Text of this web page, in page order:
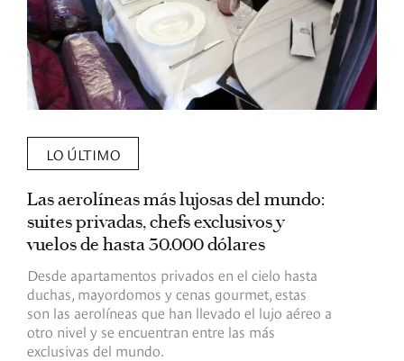
LO ÚLTIMO
Las aerolíneas más lujosas del mundo:
suites privadas, chefs exclusivos y
vuelos de hasta 30.000 dólares
Desde apartamentos privados en el cielo hasta
duchas, mayordomos y cenas gourmet, estas
son las aerolíneas que han llevado el lujo aéreo a
otro nivel y se encuentran entre las más
exclusivas del mundo.